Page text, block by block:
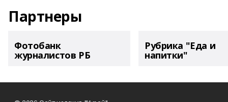
Партнеры
Фотобанк
журналистов РБ
Рубрика "Еда и
напитки"